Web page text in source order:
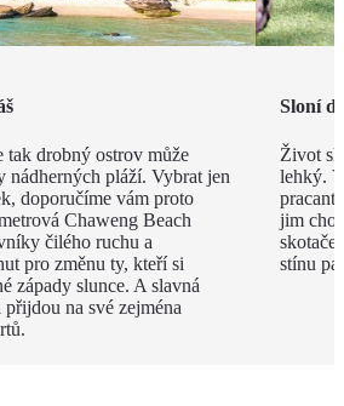
tak drobný ostrov může
pláží. Vybrat jen
doporučíme vám proto
Chaweng Beach
čilého ruchu a
pro změnu ty, kteří si
západy slunce. A slavná
na své zejména
Sloní
Život
lehký.
jim
stínu